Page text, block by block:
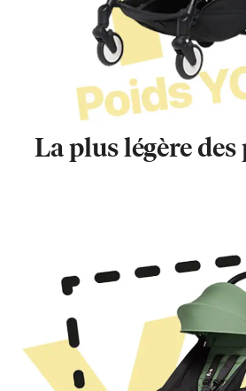
La plus légère des